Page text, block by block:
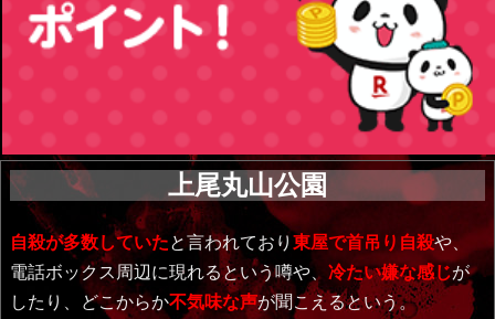
上尾丸山公園
自殺が多数していたと言われており 東屋で首吊り自殺や、
電話ボックス周辺に現れるという噂や、 冷たい嫌な感じが
したり、どこからか不気味な声が聞こえるという。